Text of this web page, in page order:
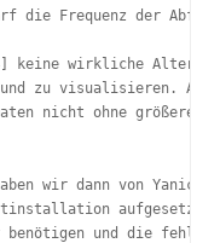
die Frequenz der
keine wirkliche
zu visualisieren.
nicht ohne größeren
wir dann von Yanic
aufgesetzt.
und die